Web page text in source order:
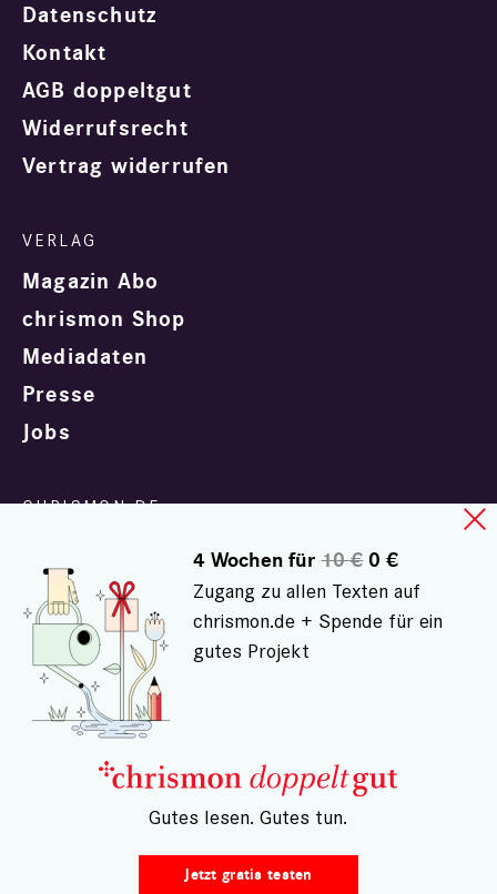
Datenschutz
Kontakt
AGB doppeltgut
Widerrufsrecht
Vertrag widerrufen
Magazin Abo
chrismon Shop
Mediadaten
Presse
Jobs
In Zusammenarbeit mit
evangelisch.de
Alle Rechte vorbehalten.
4 Wochen für10 €0 €
Zugang zu allen Texten auf
chrismon.de + Spende für ein
gutes Projekt
– Gutes lesen. Gutes tun.
Jetzt gratis testen